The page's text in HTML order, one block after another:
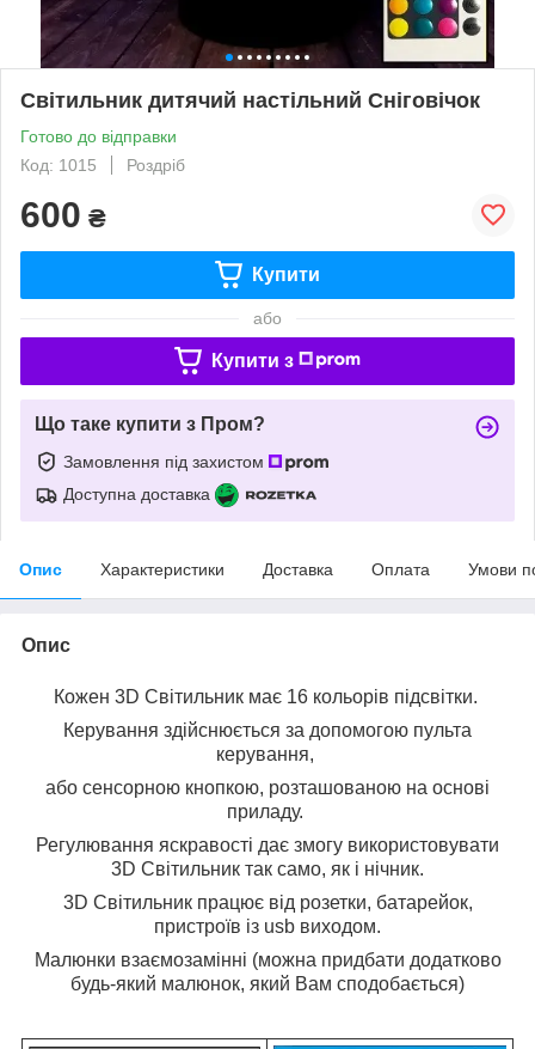
Світильник дитячий настільний Сніговічок
Готово до відправки
Код: 1015
Роздріб
600 ₴
Купити
або
Купити з
Що таке купити з Пром?
Замовлення під захистом
Доступна доставка
Опис Характеристики Доставка Оплата Умови
Опис
Кожен 3D Світильник має 16 кольорів підсвітки.
Керування здійснюється за допомогою пульта
керування,
або сенсорною кнопкою, розташованою на основі
приладу.
Регулювання яскравості дає змогу використовувати
3D Світильник так само, як і нічник.
3D Світильник працює від розетки, батарейок,
пристроїв із usb виходом.
Малюнки взаємозамінні (можна придбати додатково
будь-який малюнок, який Вам сподобається)